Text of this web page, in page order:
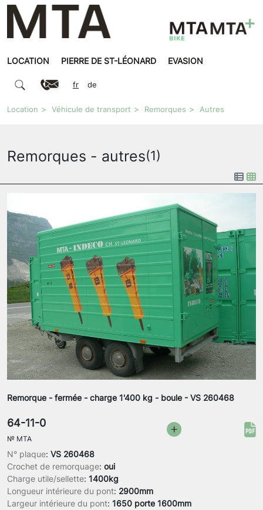
LOCATION PIERRE DE ST-LÉONARD EVASION
fr de
Location Véhicule de transport Remorques Autres
Remorques - autres(1)
Remorque - fermée - charge 1'400 kg - boule - VS 260468
N° plaque: VS 260468
Crochet de remorquage: oui
Charge utile/sellette: 1400kg
Longueur intérieure du pont: 2900mm
Largeur intérieure du pont: 1650 porte 1600mm
64-11-0
№ MTA